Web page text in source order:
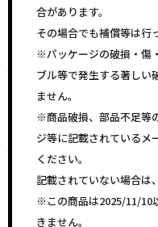
合があります。
その場合でも補償等は行
※パッケージの破損・傷
ブル等で発生する著しい
ません。
※商品破損、部品不足等
ジ等に記載されているメ
ください。
記載されていない場合は
※この商品は2025/11/10
きません。